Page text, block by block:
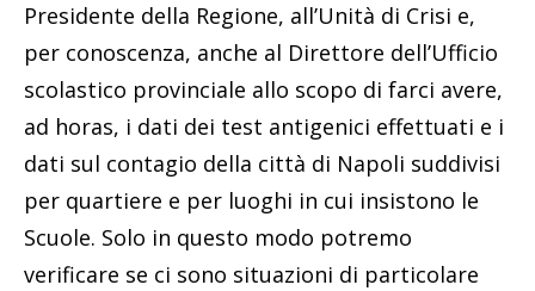
Presidente della Regione, all’Unità di Crisi e,
per conoscenza, anche al Direttore dell’Ufficio
scolastico provinciale allo scopo di farci avere,
ad horas, i dati dei test antigenici effettuati e i
dati sul contagio della città di Napoli suddivisi
per quartiere e per luoghi in cui insistono le
Scuole. Solo in questo modo potremo
verificare se ci sono situazioni di particolare